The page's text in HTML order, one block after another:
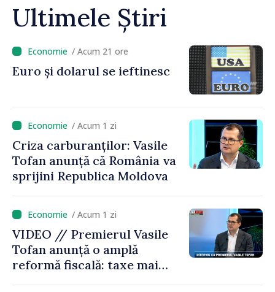
Ultimele Știri
/ Acum 21 ore
Euro și dolarul se ieftinesc
/ Acum 1 zi
Criza carburanților: Vasile
Tofan anunță că România va
sprijini Republica Moldova
/ Acum 1 zi
VIDEO // Premierul Vasile
Tofan anunță o amplă
reformă fiscală: taxe mai